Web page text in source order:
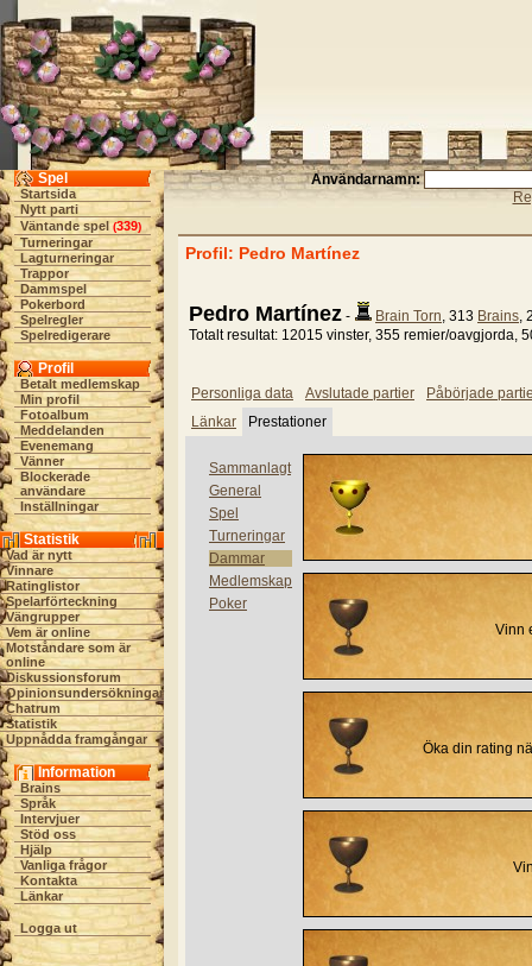
Spel
Startsida
Nytt parti
Väntande spel (339)
Turneringar
Lagturneringar
Trappor
Dammspel
Pokerbord
Spelregler
Spelredigerare
Profil
Betalt medlemskap
Min profil
Fotoalbum
Meddelanden
Evenemang
Vänner
Blockerade
användare
Inställningar
Statistik
Vad är nytt
Vinnare
Ratinglistor
Spelarförteckning
Vängrupper
Vem är online
Motståndare som är
online
Diskussionsforum
Opinionsundersökningar
Chatrum
Statistik
Uppnådda framgångar
Information
Brains
Språk
Intervjuer
Stöd oss
Hjälp
Vanliga frågor
Kontakta
Länkar
Logga ut
Användarnamn:
Profil: Pedro Martínez
Pedro Martínez - Brain Torn, 313 Brains,
Totalt resultat: 12015 vinster, 355 remier/oavgjorda,
Personliga data Avslutade partier
Påbörjade
Länkar
Prestationer
Sammanlagt
General
Spel
Turneringar
Dammar
Medlemskap
Poker
Vinn
Öka din rating